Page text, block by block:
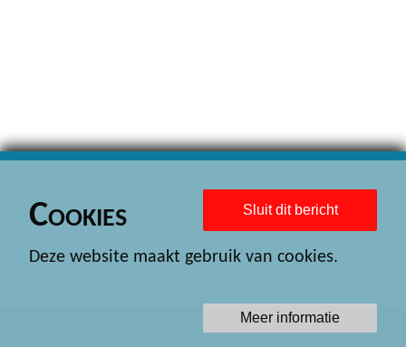
Sluit dit bericht
Cookies
Deze website maakt gebruik van cookies.
Meer informatie